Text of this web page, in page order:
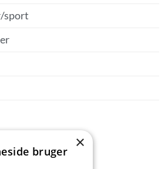
sport
×
bruger